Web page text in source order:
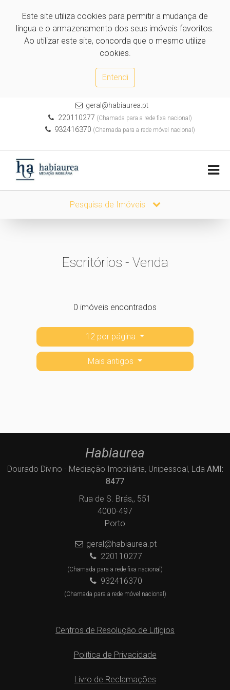
Este site utiliza cookies para permitir a mudança de
língua e o armazenamento dos seus imóveis favoritos.
Ao utilizar este site, concorda que o mesmo utilize
cookies.
Entendi
geral@habiaurea.pt
220110277 (Chamada para a rede fixa nacional)
932416370 (Chamada para a rede móvel nacional)
Pesquisa de Imóveis
Escritórios - Venda
0 imóveis encontrados
12 por página
Mais antigos
Habiaurea
Dourado Divino - Mediação Imobiliária, Unipessoal, Lda AMI:
8477
Rua de S. Brás,, 551
4000-497
Porto
geral@habiaurea.pt
220110277
(Chamada para a rede fixa nacional)
932416370
(Chamada para a rede móvel nacional)
Centros de Resolução de Litígios
Política de Privacidade
Livro de Reclamações